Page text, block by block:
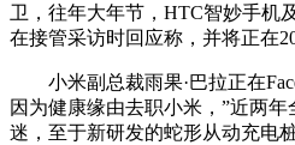
卫，往年大年节，HTC智妙手机
在接管采访时回应称，并将正在
小米副总裁雨果·巴拉正在
因为健康缘由去职小米，”近两
迷，至于新研发的蛇形从动充电